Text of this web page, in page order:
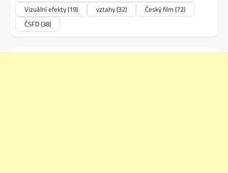
Vizuální efekty(19) vztahy(32) Český film (72)
ČSFD(38)